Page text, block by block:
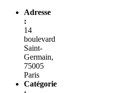
Adresse
:
14
boulevard
Saint-
Germain,
75005
Paris
Catégorie